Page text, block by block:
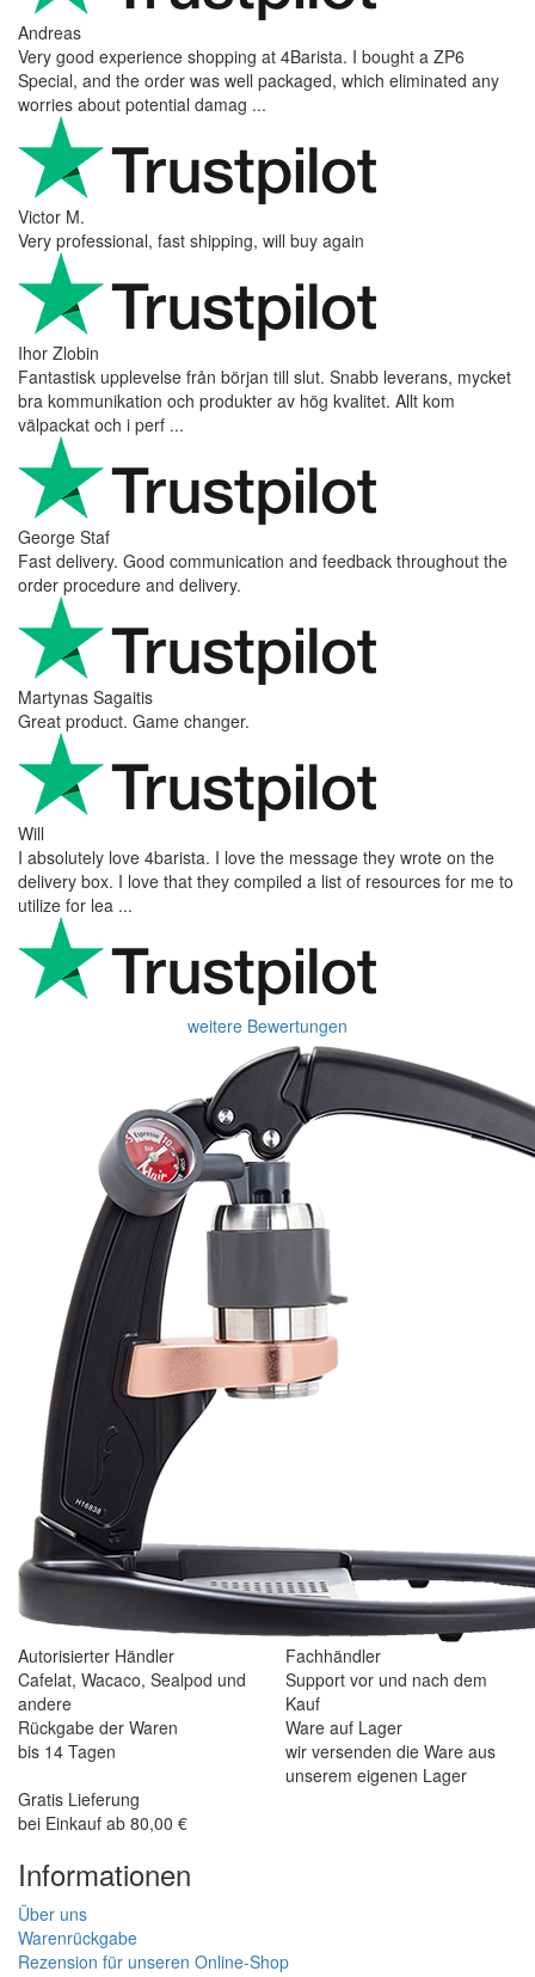
Andreas
Very good experience shopping at 4Barista. I bought a ZP6
Special, and the order was well packaged, which eliminated any
worries about potential damag ...
Victor M.
Very professional, fast shipping, will buy again
Ihor Zlobin
Fantastisk upplevelse från början till slut. Snabb leverans, mycket
bra kommunikation och produkter av hög kvalitet. Allt kom
välpackat och i perf ...
George Staf
Fast delivery. Good communication and feedback throughout the
order procedure and delivery.
Martynas Sagaitis
Great product. Game changer.
Will
I absolutely love 4barista. I love the message they wrote on the
delivery box. I love that they compiled a list of resources for me to
utilize for lea ...
weitere Bewertungen
Autorisierter Händler
Cafelat, Wacaco, Sealpod und
andere
Fachhändler
Support vor und nach dem
Kauf
Rückgabe der Waren
bis 14 Tagen
Ware auf Lager
wir versenden die Ware aus
unserem eigenen Lager
Gratis Lieferung
bei Einkauf ab 80,00 €
Informationen
Über uns
Warenrückgabe
Rezension für unseren Online-Shop